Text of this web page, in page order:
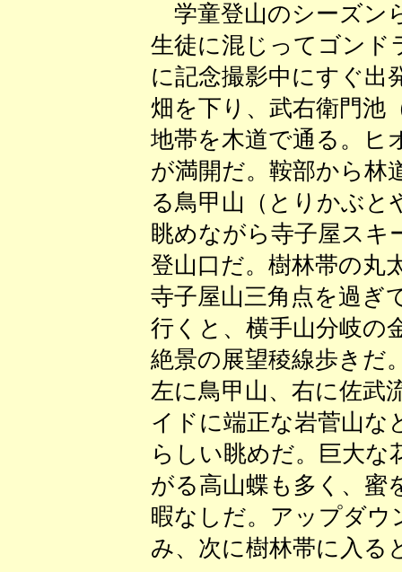
学童登山のシーズン
生徒に混じってゴンド
に記念撮影中にすぐ出
畑を下り、武右衛門池
地帯を木道で通る。ヒ
が満開だ。鞍部から林
る鳥甲山（とりかぶと
眺めながら寺子屋スキ
登山口だ。樹林帯の丸
寺子屋山三角点を過ぎ
行くと、横手山分岐の
絶景の展望稜線歩きだ
左に鳥甲山、右に佐武
イドに端正な岩菅山な
らしい眺めだ。巨大
がる高山蝶も多く、蜜
暇なしだ。アップダウ
み、次に樹林帯に入る